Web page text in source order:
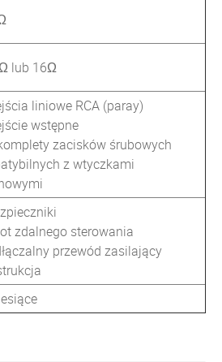
lub 16Ω
liniowe RCA (paray)
wstępne
zacisków śrubowych
z wtyczkami
zdalnego sterowania
przewód zasilający